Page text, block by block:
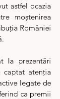
astfel ocazia
moștenirea
României
la prezentări
captat atenția
legate de
ca premii